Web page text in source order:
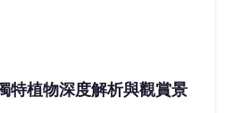
特植物深度解析與觀賞景